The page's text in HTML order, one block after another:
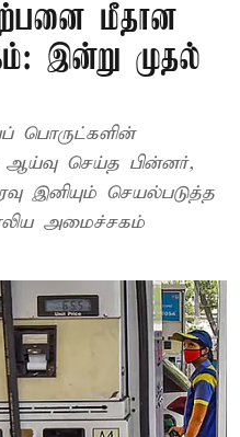
மீதான
இன்று முதல்
பொருட்களின்
ஆய்வு செய்த பின்னர்,
இனியும் செயல்படுத்த
அமைச்சகம்